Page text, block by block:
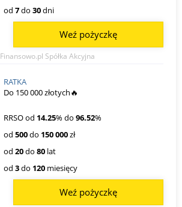
od 7do 30dni
Finansowo.pl Spółka Akcyjna
Weź pożyczkę
RATKA
Do 150 000 złotych🔥
RRSO od 14.25% do 96.52%
od 500do 150 000zł
od 20do 80 lat
od 3do 120 miesięcy
Weź pożyczkę